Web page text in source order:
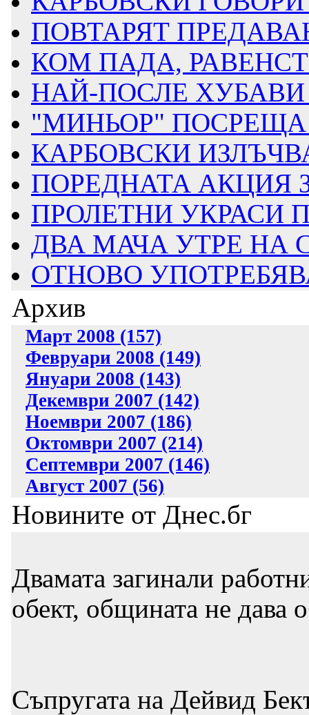
ПОВТАРЯТ
КОМ ПАДА,
НАЙ-ПОСЛЕ ХУБАВИ
"МИНЬОР" ПОСРЕЩА
КАРБОВСКИ
ПОРЕДНАТА АКЦИЯ
ПРОЛЕТНИ УКРАСИ
ДВА МАЧА УТРЕ НА
ОТНОВО
Архив
Март 2008 (157)
Февруари 2008 (149)
Януари 2008 (143)
Декември 2007 (142)
Ноември 2007 (186)
Октомври 2007 (214)
Септември 2007 (146)
Август 2007 (56)
Новините от Днес.бг
Двамата загинали
обект, общината не дава
Съпругата на Дейвид